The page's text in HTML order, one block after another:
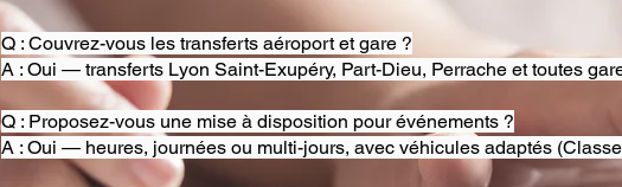
Q : Couvrez-vous les transferts aéroport et gare ?
A : Oui — transferts Lyon Saint-Exupéry, Part-Dieu, Perrache et toutes
Q : Proposez-vous une mise à disposition pour événements ?
A : Oui — heures, journées ou multi-jours, avec véhicules adaptés